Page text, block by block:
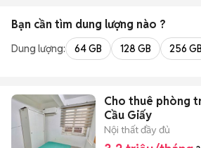
Bạn cần tìm dung lượng nào ?
Dung lượng: 64 GB 128 GB 256 GB
Cho thuê phòng
Cầu Giấy
Nội thất đầy đủ